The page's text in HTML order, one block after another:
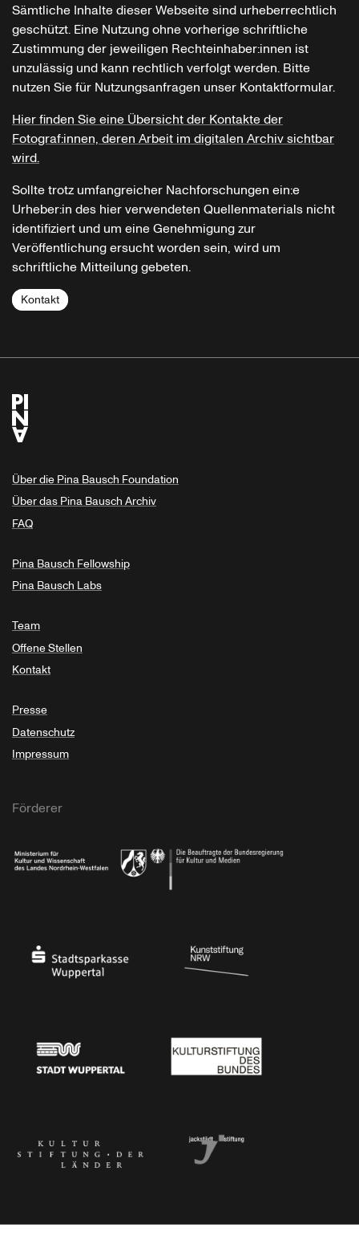
Sämtliche Inhalte dieser Webseite sind urheberrechtlich
geschützt. Eine Nutzung ohne vorherige schriftliche
Zustimmung der jeweiligen Rechteinhaber:innen ist
unzulässig und kann rechtlich verfolgt werden. Bitte
nutzen Sie für Nutzungsanfragen unser Kontaktformular.
Hier finden Sie eine Übersicht der Kontakte der
Fotograf:innen, deren Arbeit im digitalen Archiv sichtbar
wird.
Sollte trotz umfangreicher Nachforschungen ein:e
Urheber:in des hier verwendeten Quellenmaterials nicht
identifiziert und um eine Genehmigung zur
Veröffentlichung ersucht worden sein, wird um
schriftliche Mitteilung gebeten.
Kontakt
Über die Pina Bausch Foundation
Über das Pina Bausch Archiv
FAQ
Pina Bausch Fellowship
Pina Bausch Labs
Team
Offene Stellen
Kontakt
Presse
Datenschutz
Impressum
Förderer